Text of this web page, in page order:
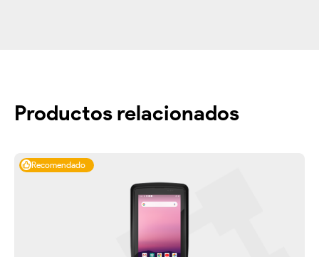
Productos relacionados
Recomendado